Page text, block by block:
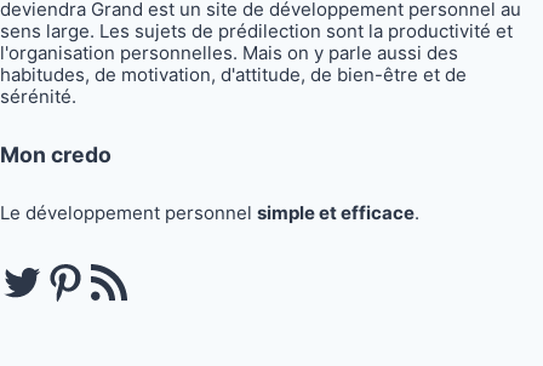
deviendra Grand est un site de développement personnel au
sens large. Les sujets de prédilection sont la productivité et
l'organisation personnelles. Mais on y parle aussi des
habitudes, de motivation, d'attitude, de bien-être et de
sérénité.
Mon credo
Le développement personnel simple et efficace.
Twitter
Pinterest
Flux RSS